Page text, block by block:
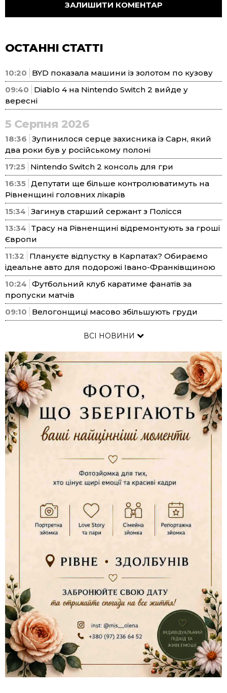
ОСТАННІ СТАТТІ
10:20
BYD показала машини із золотом по кузову
09:40
Diablo 4 на Nintendo Switch 2 вийде у
вересні
5 Серпня 2026
18:36 Зупинилося серце захисника із Сарн, який
два роки був у російському полоні
17:25 Nintendo Switch 2 консоль для гри
16:35 Депутати ще більше контролюватимуть на
Рівненщині головних лікарів
15:34 Загинув старший сержант з Полісся
13:34 Трасу на Рівненщині відремонтують за гроші
Європи
11:32
Плануєте відпустку в Карпатах? Обираємо
ідеальне авто для подорожі Івано-Франківщиною
10:24 Футбольний клуб каратиме фанатів за
пропуски матчів
09:10
Велогонщиці масово збільшують груди
ВСІ НОВИНИ